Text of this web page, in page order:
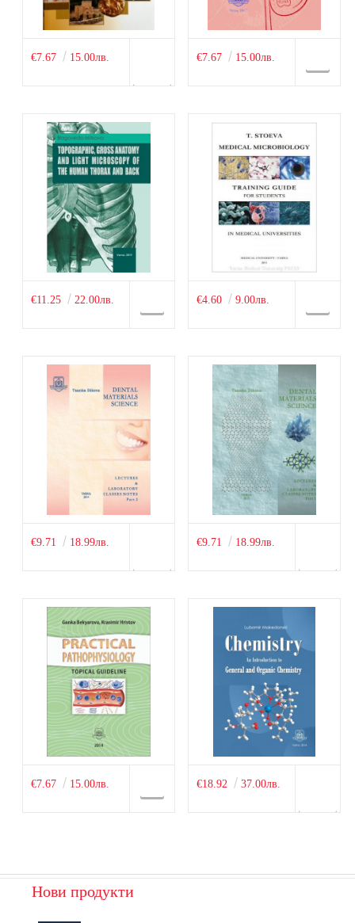
€7.67 15.00лв. €7.67 15.00лв.
€11.25 22.00лв. €4.60 9.00лв.
€9.71 18.99лв. €9.71 18.99лв.
€7.67 15.00лв. €18.92 37.00лв.
Нови продукти